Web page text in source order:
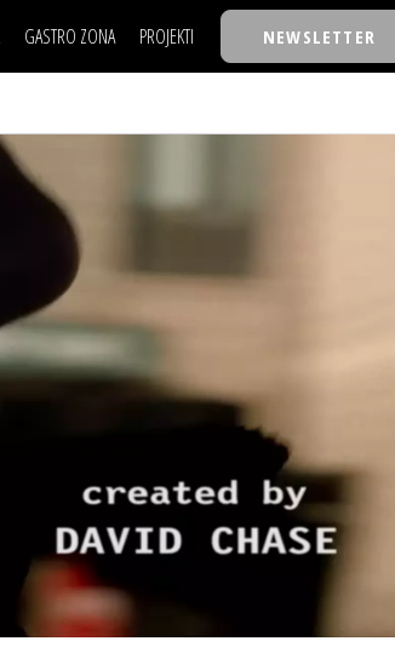
GASTRO ZONA PROJEKTI
30 ISPOD 30
TO OFFICE/SCHOOL
BIZBENDOVI
BIZKOLEGIJUM
BMW BIZNIS LIGA
NEWSLETTER
NAJKOLEGA
30 ISPOD 30
TO OFFICE/SCHOOL
BIZBENDOVI
BIZKOLEGIJUM
BMW BIZNIS LIGA
BIZLIFE WEEK
IZJAVA GODINE